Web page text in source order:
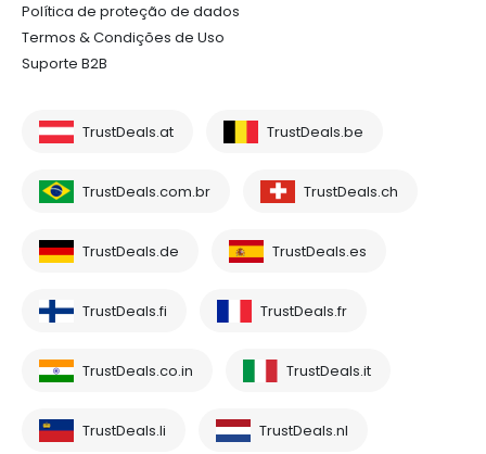
Política de proteção de dados
Termos & Condições de Uso
Suporte B2B
TrustDeals.at TrustDeals.be
TrustDeals.com.br TrustDeals.ch
TrustDeals.de TrustDeals.es
TrustDeals.fi TrustDeals.fr
TrustDeals.co.in TrustDeals.it
TrustDeals.li TrustDeals.nl